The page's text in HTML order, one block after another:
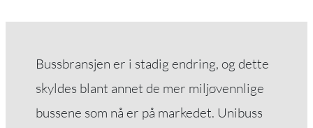
Bussbransjen er i stadig endring, og dette
skyldes blant annet de mer miljøvennlige
bussene som nå er på markedet. Unibuss
nødvendige for at
nettstedet skal
fungere.